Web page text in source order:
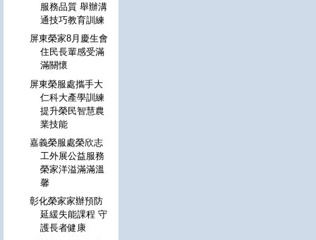
服務品質 舉辦溝
通技巧教育訓練
屏東榮家8月慶生會
住民長輩感受滿
滿關懷
屏東榮服處攜手大
仁科大產學訓練
提升榮民智慧農
業技能
嘉義榮服處榮欣志
工外展公益服務
榮家洋溢滿滿溫
馨
彰化榮家家辦預防
延緩失能課程 守
護長者健康